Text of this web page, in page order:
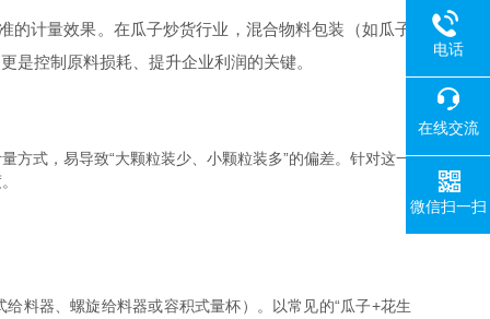
计量效果。在瓜子炒货行业，混合物料包装（如瓜子
是控制原料损耗、提升企业利润的关键。
式，易导致“大颗粒装少、小颗粒装多”的偏差。针对这一
料器、螺旋给料器或容积式量杯）。以常见的“瓜子+花生
电话
在线交流
微信扫一扫